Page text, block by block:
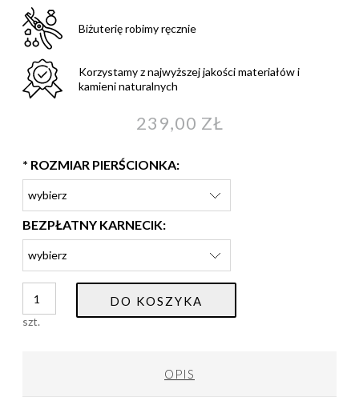
Biżuterię robimy ręcznie
Korzystamy z najwyższej jakości materiałów i
kamieni naturalnych
239,00 ZŁ
* ROZMIAR PIERŚCIONKA:
BEZPŁATNY KARNECIK:
szt.
DO KOSZYKA
OPIS